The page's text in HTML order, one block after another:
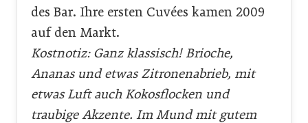
des Bar. Ihre ersten Cuvées kamen 2009
auf den Markt.
Kostnotiz: Ganz klassisch! Brioche,
Ananas und etwas Zitronenabrieb, mit
etwas Luft auch Kokosflocken und
traubige Akzente. Im Mund mit gutem